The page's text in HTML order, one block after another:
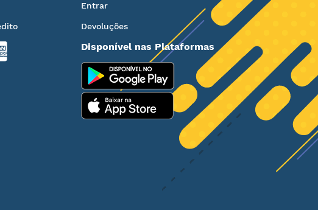
Entrar
Devoluções
Disponível nas Plataformas